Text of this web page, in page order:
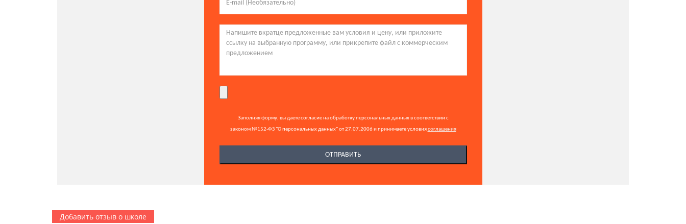
Заполняя форму, вы даете согласие на обработку персональных данных в соответствии с
законом №152-ФЗ "О персональных данных" от 27.07.2006 и принимаете условиясоглашения
Добавить отзыв о школе